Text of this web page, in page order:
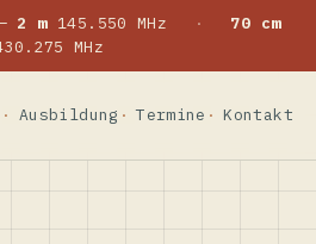
2 m145.550 MHz ·
70 cm
MHz
Ausbildung Termine Kontakt